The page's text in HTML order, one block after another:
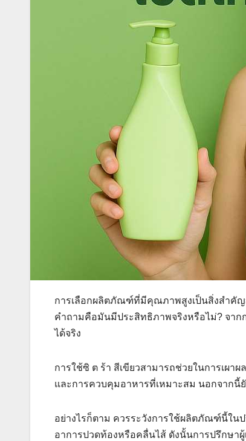
การเลือกผลิตภัณฑ์ที่มีคุณภาพสูงเป็นสิ่งสำคัญ
คำถามคือมันมีประสิทธิภาพจริงหรือไม่? จา
ได้จริง
การใช้ซิ ต ร้า สีเขียวสามารถช่วยในการเผ
และการควบคุมอาหารที่เหมาะสม นอกจาก
อย่างไรก็ตาม ควรระวังการใช้ผลิตภัณฑ์นี้ใน
อาการปวดท้องหรือคลื่นไส้ ดังนั้นการปรึกษา